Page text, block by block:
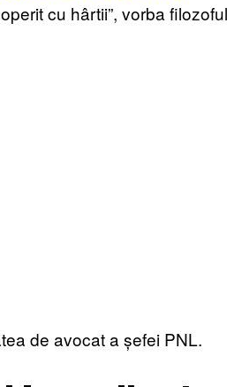
cu hârtii”, vorba
de avocat a șefei PNL.